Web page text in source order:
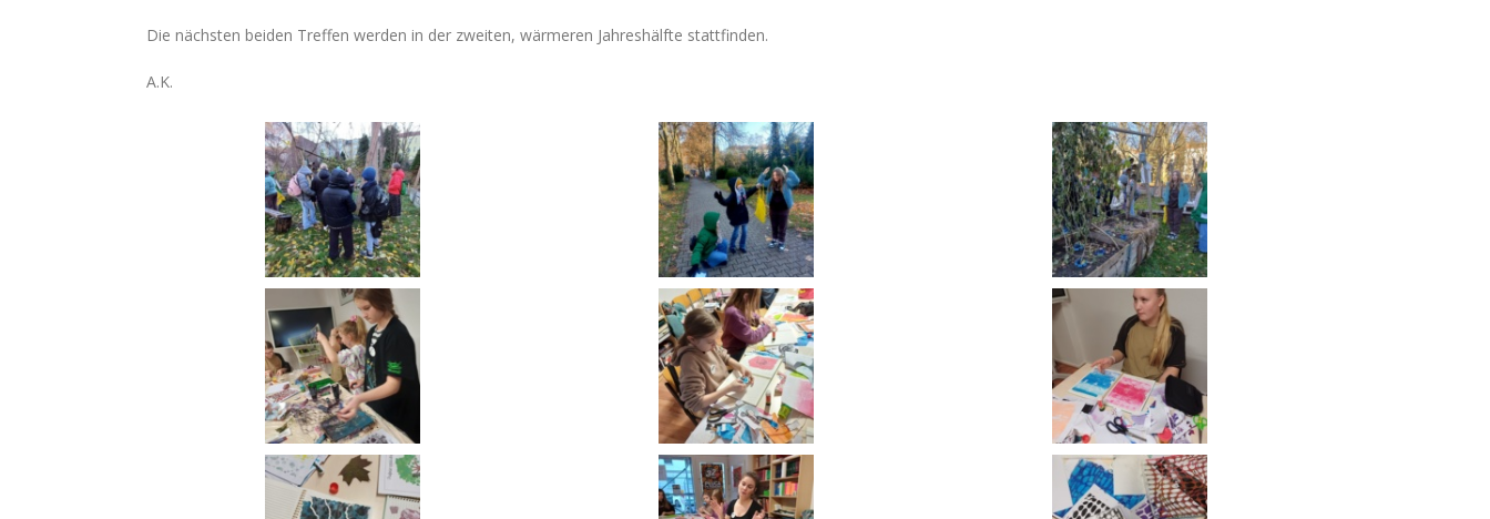
Die nächsten beiden Treffen werden in der zweiten, wärmeren Jahreshälfte stattfinden.
A.K.